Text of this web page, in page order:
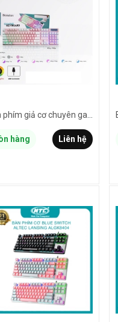
hàng Liên hệ